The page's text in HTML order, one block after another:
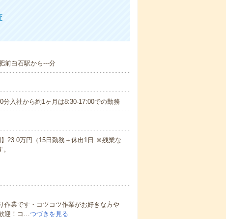
前白石駅から---分
分入社から約1ヶ月は8:30-17:00での勤務
23.0万円（15日勤務＋休出1日 ※残業な
作業です・コツコツ作業がお好きな方や
迎！コ… つづきを見る